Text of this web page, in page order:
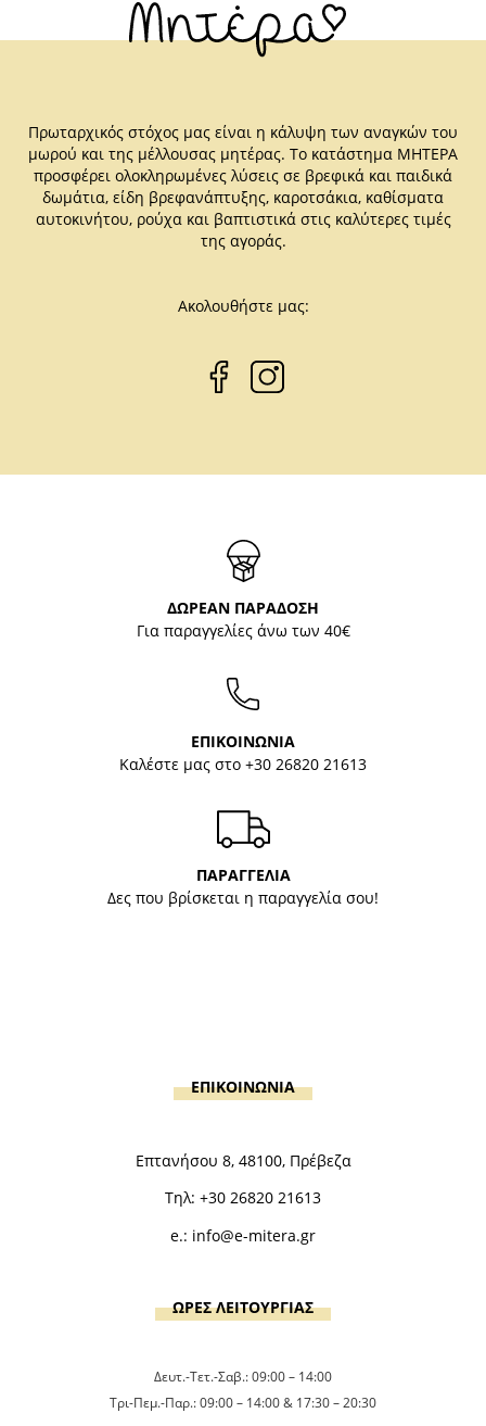
Πρωταρχικός στόχος μας είναι η κάλυψη των αναγκών του
μωρού και της μέλλουσας μητέρας. Το κατάστημα ΜΗΤΕΡΑ
προσφέρει ολοκληρωμένες λύσεις σε βρεφικά και παιδικά
δωμάτια, είδη βρεφανάπτυξης, καροτσάκια, καθίσματα
αυτοκινήτου, ρούχα και βαπτιστικά στις καλύτερες τιμές
της αγοράς.
Ακολουθήστε μας:
ΔΩΡΕΑΝ ΠΑΡΑΔΟΣΗ
Για παραγγελίες άνω των 40€
ΕΠΙΚΟΙΝΩΝΙΑ
Καλέστε μας στο +30 26820 21613
ΠΑΡΑΓΓΕΛΙΑ
Δες που βρίσκεται η παραγγελία σου!
ΕΠΙΚΟΙΝΩΝΙΑ
Επτανήσου 8, 48100, Πρέβεζα
Τηλ: +30 26820 21613
e.: info@e-mitera.gr
ΩΡΕΣ ΛΕΙΤΟΥΡΓΙΑΣ
Δευτ.-Τετ.-Σαβ.: 09:00 – 14:00
Τρι-Πεμ.-Παρ.: 09:00 – 14:00 & 17:30 – 20:30